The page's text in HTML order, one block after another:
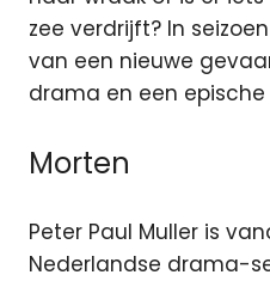
zee verdrijft? In
van een nieuwe
drama en een
Morten
Peter Paul Muller is
Nederlandse drama-